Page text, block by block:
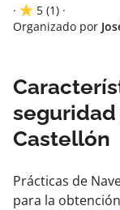
· 5 (1) ·
Organizado por
seguridad
Castellón
Prácticas de
para la